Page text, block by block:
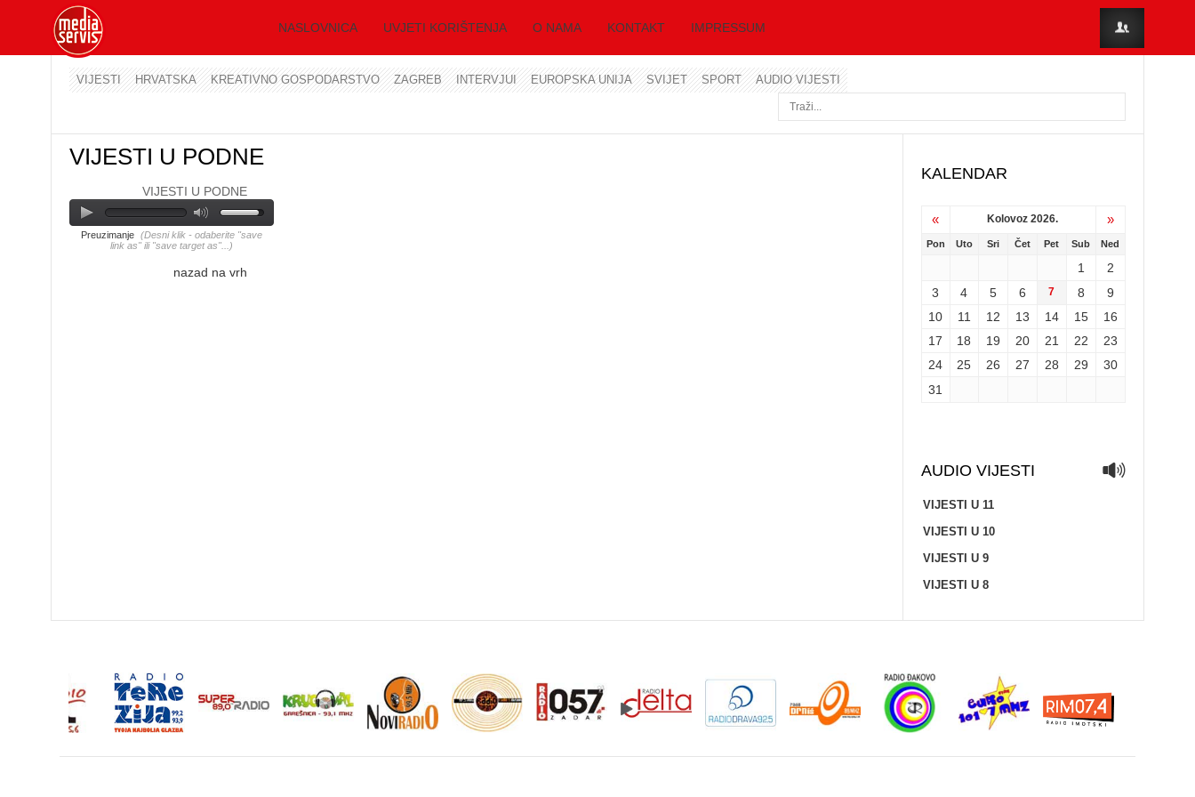
NASLOVNICA UVJETI KORIŠTENJA O NAMA KONTAKT IMPRESSUM
VIJESTI HRVATSKA KREATIVNO GOSPODARSTVO ZAGREB INTERVJUI EUROPSKA UNIJA SVIJET SPORT AUDIO VIJESTI
VIJESTI U PODNE
VIJESTI U PODNE
Preuzimanje (Desni klik - odaberite "save
link as" ili "save target as"...)
nazad na vrh
KALENDAR
« Kolovoz 2026. »
Pon Uto Sri Čet Pet Sub Ned
1
2
3
4 5 6 7 8
9
10
11 12 13 14 15
16
17
18 19 20 21 22
23
24
25 26 27 28 29
30
31
AUDIO VIJESTI
VIJESTI U 11
VIJESTI U 10
VIJESTI U 9
VIJESTI U 8